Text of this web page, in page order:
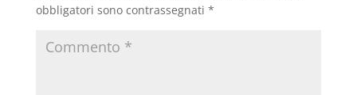
obbligatori sono contrassegnati *